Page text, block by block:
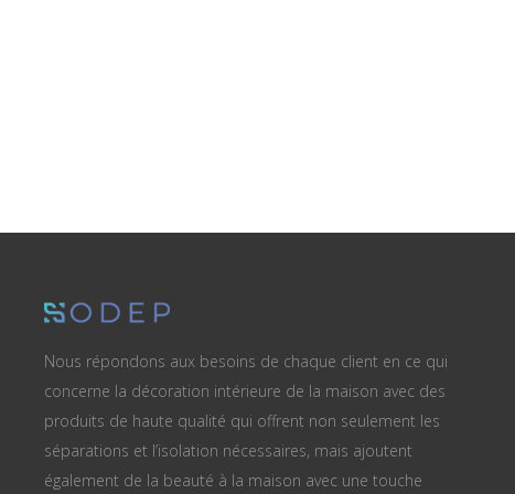
Nous répondons aux besoins de chaque client en ce qui
concerne la décoration intérieure de la maison avec des
produits de haute qualité qui offrent non seulement les
séparations et l’isolation nécessaires, mais ajoutent
également de la beauté à la maison avec une touche